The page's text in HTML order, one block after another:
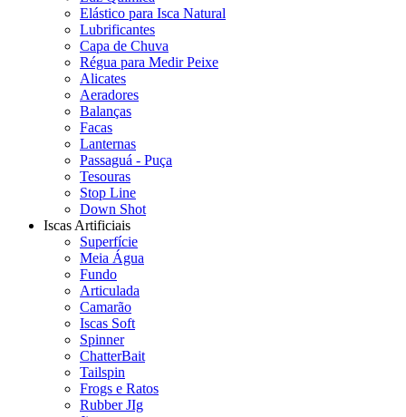
Elástico para Isca Natural
Lubrificantes
Capa de Chuva
Régua para Medir Peixe
Alicates
Aeradores
Balanças
Facas
Lanternas
Passaguá - Puça
Tesouras
Stop Line
Down Shot
Iscas Artificiais
Superfície
Meia Água
Fundo
Articulada
Camarão
Iscas Soft
Spinner
ChatterBait
Tailspin
Frogs e Ratos
Rubber JIg